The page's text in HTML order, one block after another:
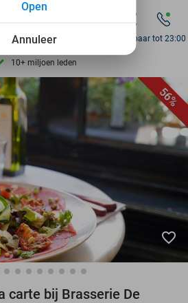
Ontdek 15.000+ deals
per week beschikbaar
10+ miljoen leden
9,4 206.453 reviews
Ontdek 15.000+ deals
per week beschikbaar
10+ miljoen leden
Bereikbaar tot 23:00
56%
favorite_border
carte bij Brasserie De
Annuleer
Open